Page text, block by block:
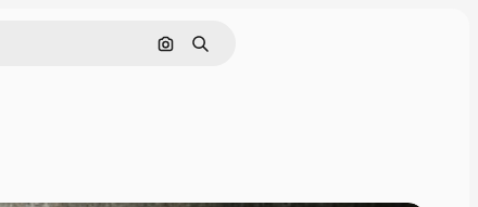
Поиск по изображению
Поиск